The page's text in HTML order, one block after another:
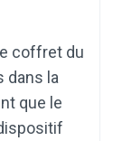
coffret du
dans la
que le